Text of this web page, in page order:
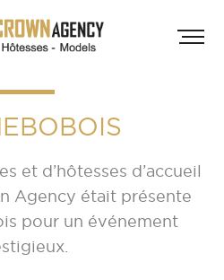
et d’hôtesses d’accueil
Agency était présente
pour un événement